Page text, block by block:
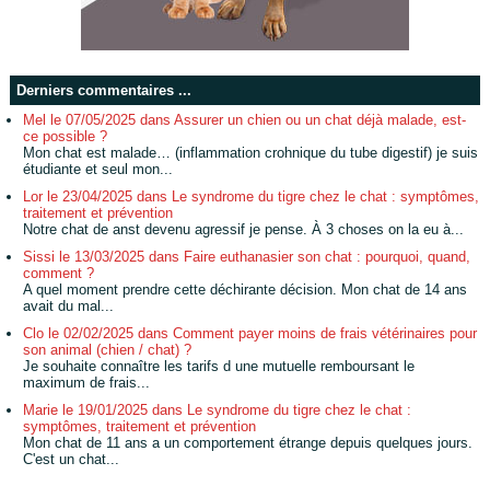
Derniers commentaires ...
Mel le 07/05/2025 dans Assurer un chien ou un chat déjà malade, est-
ce possible ?
Mon chat est malade… (inflammation crohnique du tube digestif) je suis
étudiante et seul mon...
Lor le 23/04/2025 dans Le syndrome du tigre chez le chat : symptômes,
traitement et prévention
Notre chat de anst devenu agressif je pense. À 3 choses on la eu à...
Sissi le 13/03/2025 dans Faire euthanasier son chat : pourquoi, quand,
comment ?
A quel moment prendre cette déchirante décision. Mon chat de 14 ans
avait du mal...
Clo le 02/02/2025 dans Comment payer moins de frais vétérinaires pour
son animal (chien / chat) ?
Je souhaite connaître les tarifs d une mutuelle remboursant le
maximum de frais...
Marie le 19/01/2025 dans Le syndrome du tigre chez le chat :
symptômes, traitement et prévention
Mon chat de 11 ans a un comportement étrange depuis quelques jours.
C'est un chat...